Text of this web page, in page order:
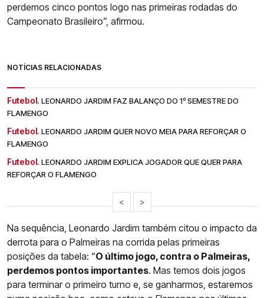
perdemos cinco pontos logo nas primeiras rodadas do
Campeonato Brasileiro”, afirmou.
NOTÍCIAS RELACIONADAS
Futebol. LEONARDO JARDIM FAZ BALANÇO DO 1º SEMESTRE DO
FLAMENGO
Futebol. LEONARDO JARDIM QUER NOVO MEIA PARA REFORÇAR O
FLAMENGO
Futebol. LEONARDO JARDIM EXPLICA JOGADOR QUE QUER PARA
REFORÇAR O FLAMENGO
< >
Na sequência, Leonardo Jardim também citou o impacto da
derrota para o Palmeiras na corrida pelas primeiras
posições da tabela: “O último jogo, contra o Palmeiras,
perdemos pontos importantes. Mas temos dois jogos
para terminar o primeiro turno e, se ganharmos, estaremos